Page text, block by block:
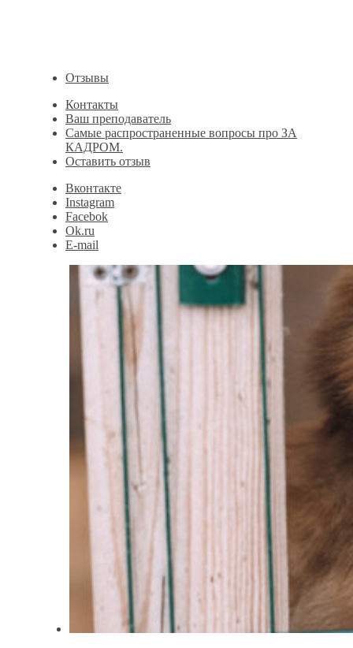
Отзывы
Контакты
Ваш преподаватель
Самые распространенные вопросы про ЗА
КАДРОМ.
Оставить отзыв
Вконтакте
Instagram
Facebok
Ok.ru
E-mail